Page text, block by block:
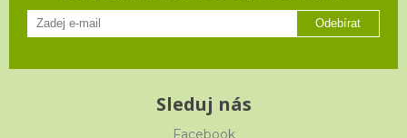
Odebírat
Sleduj nás
Facebook